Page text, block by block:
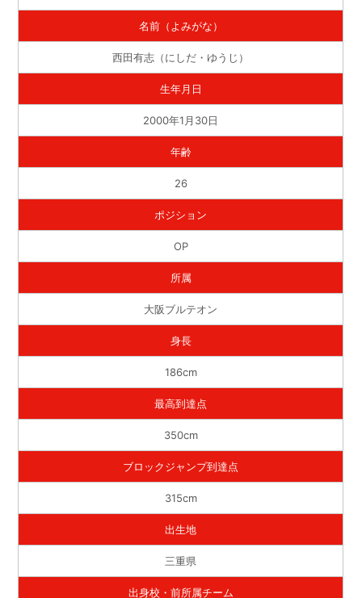
名前（よみがな）
西田有志（にしだ・ゆうじ）
生年月日
2000年1月30日
年齢
26
ポジション
OP
所属
大阪ブルテオン
身長
186cm
最高到達点
350cm
ブロックジャンプ到達点
315cm
出生地
三重県
出身校・前所属チーム